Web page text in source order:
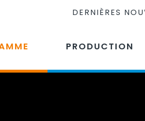
DERNIÈRES
PRODUCTION